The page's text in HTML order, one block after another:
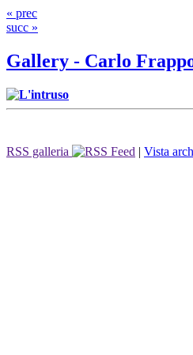
« prec
succ »
Gallery - Carlo
RSS galleria | Vista